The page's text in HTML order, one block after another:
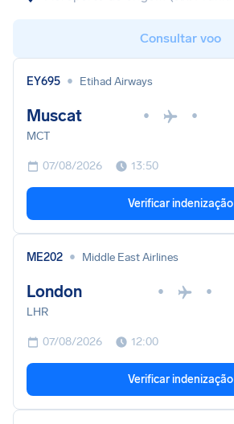
Consultar voo
EY695 • Etihad Airways
Muscat • •
MCT
07/08/2026 13:50
Verificar indenização
ME202 • Middle East Airlines
London • •
LHR
07/08/2026 12:00
Verificar indenização